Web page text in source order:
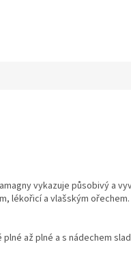
vykazuje působivý a
lékořicí a vlašským
až plné a s nádechem